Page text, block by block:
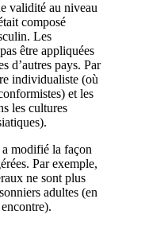
validité au niveau
composé
Les
être appliquées
d’autres pays. Par
individualiste (où
et les
les cultures
modifié la façon
Par exemple,
ne sont plus
adultes (en